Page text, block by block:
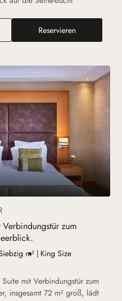
Zimmer mit Verbindungstür zum
Reservieren
zum
m²
King Size
mit Verbindungstür zum
insgesamt 72 m² groß, lädt